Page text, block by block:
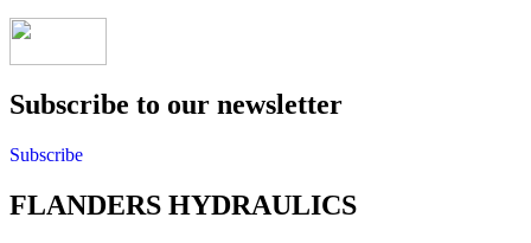
Subscribe to our newsletter
Subscribe
FLANDERS HYDRAULICS